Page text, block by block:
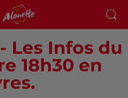
Les Infos du
18h30 en